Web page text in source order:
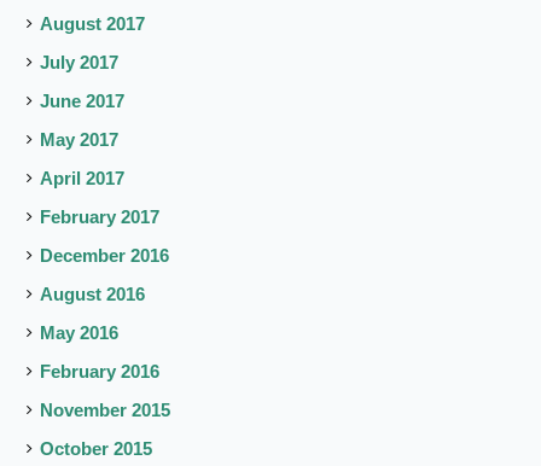
August 2017
July 2017
June 2017
May 2017
April 2017
February 2017
December 2016
August 2016
May 2016
February 2016
November 2015
October 2015